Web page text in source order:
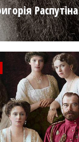
Распутіна